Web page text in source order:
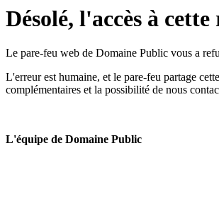
Désolé, l'accès à
Le pare-feu web de Domaine Public vous a
L'erreur est humaine, et le pare-feu partage
complémentaires et la possibilité de nous
L'équipe de Domaine Public